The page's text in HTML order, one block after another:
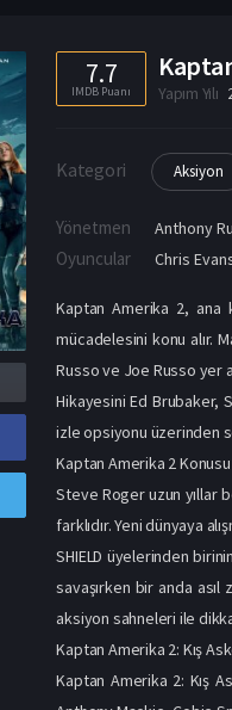
7.7
IMDB Puanı Yapım Yılı
Kategori Aksiyon
Yönetmen Anthony
Oyuncular Chris
Kaptan Amerika 2, ana
mücadelesini konu alır.
Russo ve Joe Russo yer
Hikayesini Ed Brubaker,
izle opsiyonu üzerinden
Kaptan Amerika 2
Steve Roger uzun yıllar
farklıdır. Yeni dünyaya
SHIELD üyelerinden
savaşırken bir anda asıl
aksiyon sahneleri ile
Kaptan Amerika 2: Kış
Kaptan Amerika 2: Kış